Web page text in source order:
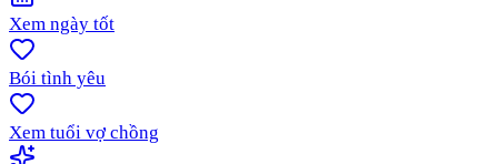
Xem ngày tốt
Bói tình yêu
Xem tuổi vợ chồng